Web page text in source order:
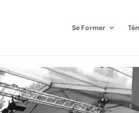
Se Former